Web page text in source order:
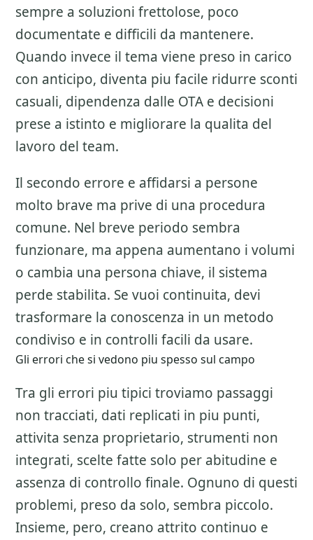
sempre a soluzioni frettolose, poco
documentate e difficili da mantenere.
Quando invece il tema viene preso in carico
con anticipo, diventa piu facile ridurre sconti
casuali, dipendenza dalle OTA e decisioni
prese a istinto e migliorare la qualita del
lavoro del team.
Il secondo errore e affidarsi a persone
molto brave ma prive di una procedura
comune. Nel breve periodo sembra
funzionare, ma appena aumentano i volumi
o cambia una persona chiave, il sistema
perde stabilita. Se vuoi continuita, devi
trasformare la conoscenza in un metodo
condiviso e in controlli facili da usare.
Gli errori che si vedono piu spesso sul campo
Tra gli errori piu tipici troviamo passaggi
non tracciati, dati replicati in piu punti,
attivita senza proprietario, strumenti non
integrati, scelte fatte solo per abitudine e
assenza di controllo finale. Ognuno di questi
problemi, preso da solo, sembra piccolo.
Insieme, pero, creano attrito continuo e